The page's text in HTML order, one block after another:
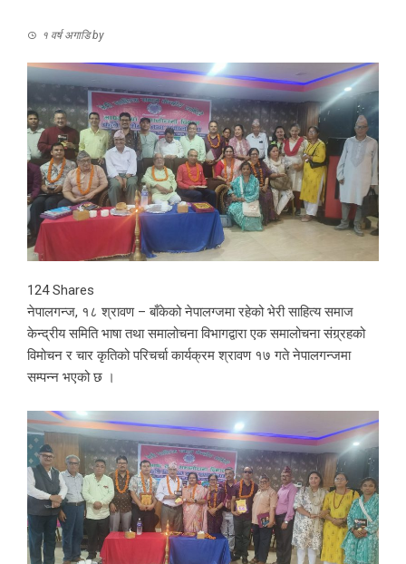
१ वर्ष अगाडिby
124Shares
नेपालगन्ज, १८ श्रावण – बाँकेको नेपालग्जमा रहेको भेरी साहित्य समाज
केन्द्रीय समिति भाषा तथा समालोचना विभागद्वारा एक समालोचना संग्र्रहको
विमोचन र चार कृतिको परिचर्चा कार्यक्रम श्रावण १७ गते नेपालगन्जमा
सम्पन्न भएको छ ।